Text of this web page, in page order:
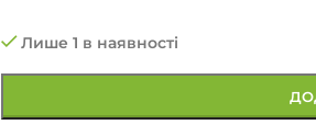
Лише 1 в наявності